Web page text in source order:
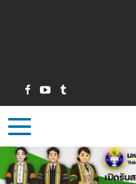
Toggle navigation